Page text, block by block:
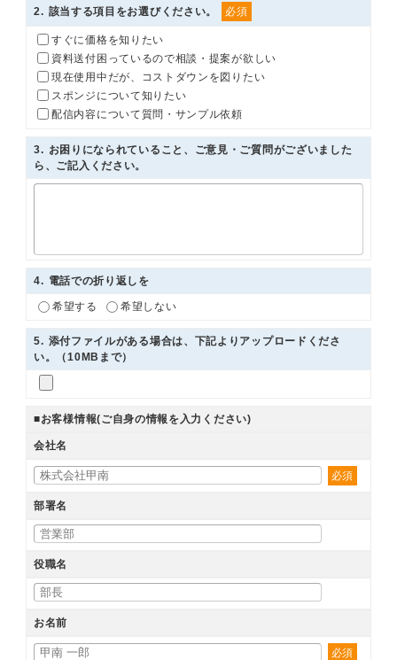
2. 該当する項目をお選びください。 必須
すぐに価格を知りたい
資料送付困っているので相談・提案が欲しい
現在使用中だが、コストダウンを図りたい
スポンジについて知りたい
配信内容について質問・サンプル依頼
3. お困りになられていること、ご意見・ご質問がございました
ら、ご記入ください。
4. 電話での折り返しを
希望する 希望しない
5. 添付ファイルがある場合は、下記よりアップロードくださ
い。（10MBまで）
■お客様情報(ご自身の情報を入力ください)
会社名
必須
部署名
役職名
お名前
必須